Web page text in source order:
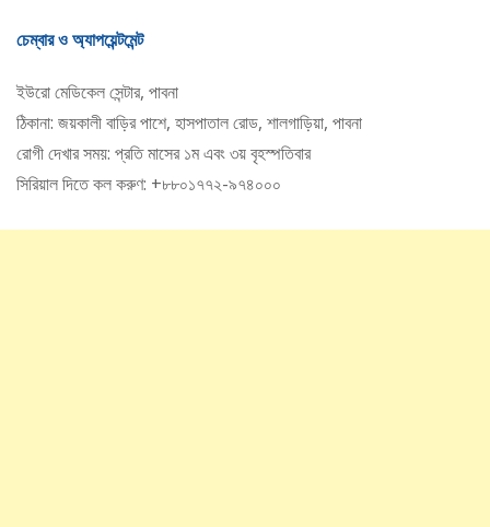
চেম্বার ও অ্যাপয়েন্টমেন্ট
ইউরো মেডিকেল সেন্টার, পাবনা
ঠিকানা: জয়কালী বাড়ির পাশে, হাসপাতাল রোড, শালগাড়িয়া, পাবনা
রোগী দেখার সময়: প্রতি মাসের ১ম এবং ৩য় বৃহস্পতিবার
সিরিয়াল দিতে কল করুণ: +৮৮০১৭৭২-৯৭৪০০০